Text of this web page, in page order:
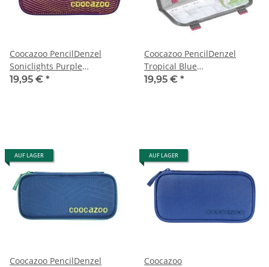
Coocazoo PencilDenzel
Soniclights Purple
Schlampermäppchen
19,95 € *
Coocazoo PencilDenzel
Tropical Blue
Schlampermäppchen
19,95 € *
AUF LAGER
Coocazoo PencilDenzel
AUF LAGER
Coocazoo